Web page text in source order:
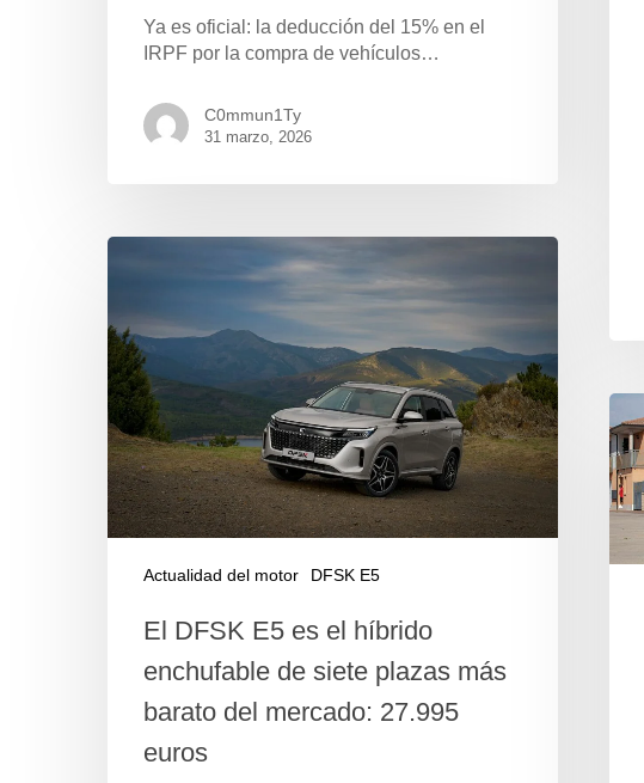
Ya es oficial: la deducción del 15% en el
IRPF por la compra de vehículos…
C0mmun1Ty
31 marzo, 2026
Actualidad del motor DFSK E5
El DFSK E5 es el híbrido
enchufable de siete plazas más
barato del mercado: 27.995
euros